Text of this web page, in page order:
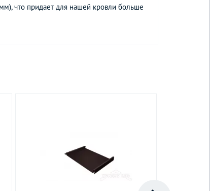
что придает для нашей кровли больше